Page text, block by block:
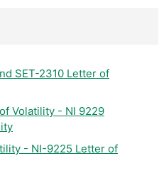
SET-2310 Letter of
Volatility - NI 9229
- NI-9225 Letter of